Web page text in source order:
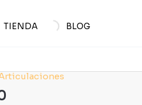
TIENDA BLOG